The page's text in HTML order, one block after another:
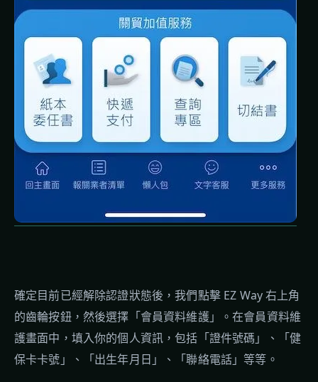
確定目前已經解除認證狀態後，我們點擊 EZ Way 右上角
的齒輪按鈕，然後選擇「會員資料維護」。在會員資料維
護畫面中，填入你的個人資訊，包括「證件號碼」、「健
保卡卡號」、「出生年月日」、「聯絡電話」等等。